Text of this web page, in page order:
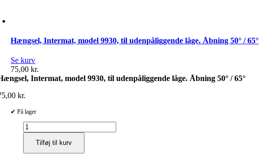
Hængsel, Intermat, model 9930, til udenpåliggende låge. Åbning 50° / 65°
Se kurv
75,00kr.
Intermat, model 9930, til udenpåliggende låge. Åbning 50° / 65°
kr.
✔ På lager
Hængsel,
Intermat,
model
9930,
Tilføj til kurv